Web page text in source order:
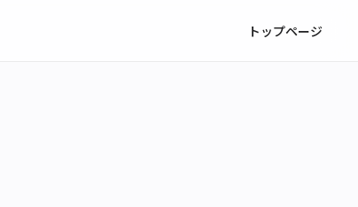
トップページ